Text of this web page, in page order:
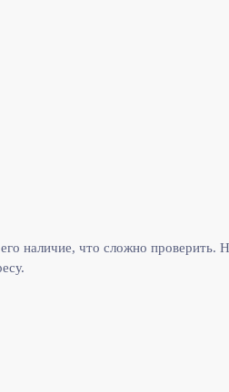
наличие, что сложно проверить.